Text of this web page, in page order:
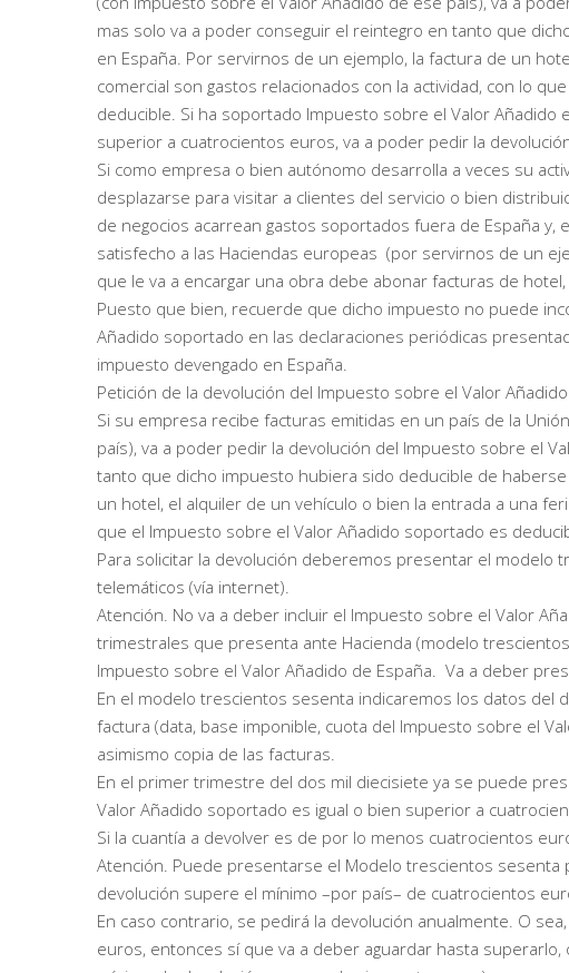
mas solo va a poder conseguir el reintegro en tanto que
en España. Por servirnos de un ejemplo, la factura de un
comercial son gastos relacionados con la actividad, con lo
deducible. Si ha soportado Impuesto sobre el Valor
superior a cuatrocientos euros, va a poder pedir la
Si como empresa o bien autónomo desarrolla a veces su
desplazarse para visitar a clientes del servicio o bien
de negocios acarrean gastos soportados fuera de España
satisfecho a las Haciendas europeas (por servirnos de un
que le va a encargar una obra debe abonar facturas de
Puesto que bien, recuerde que dicho impuesto no puede
Añadido soportado en las declaraciones periódicas
impuesto devengado en España.
Petición de la devolución del Impuesto sobre el Valor
Si su empresa recibe facturas emitidas en un país de la
país), va a poder pedir la devolución del Impuesto sobre el
tanto que dicho impuesto hubiera sido deducible de
un hotel, el alquiler de un vehículo o bien la entrada a una
que el Impuesto sobre el Valor Añadido soportado es
Para solicitar la devolución deberemos presentar el modelo
telemáticos (vía internet).
Atención. No va a deber incluir el Impuesto sobre el Valor
trimestrales que presenta ante Hacienda (modelo
Impuesto sobre el Valor Añadido de España. Va a deber
En el modelo trescientos sesenta indicaremos los datos del
factura (data, base imponible, cuota del Impuesto sobre el
asimismo copia de las facturas.
En el primer trimestre del dos mil diecisiete ya se puede
Valor Añadido soportado es igual o bien superior a
Si la cuantía a devolver es de por lo menos cuatrocientos
Atención. Puede presentarse el Modelo trescientos
devolución supere el mínimo –por país– de cuatrocientos
En caso contrario, se pedirá la devolución anualmente. O
euros, entonces sí que va a deber aguardar hasta